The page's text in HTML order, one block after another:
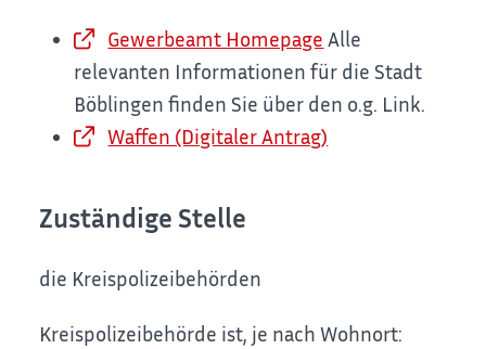
Gewerbeamt Homepage Alle
relevanten Informationen für die Stadt
Böblingen finden Sie über den o.g. Link.
Waffen (Digitaler Antrag)
Zuständige Stelle
die Kreispolizeibehörden
Kreispolizeibehörde ist, je nach Wohnort: